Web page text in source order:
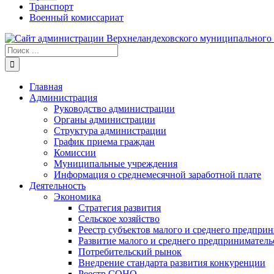
Транспорт
Военный комиссариат
Результат
поиска:
Главная
Администрация
Руководство администрации
Органы администрации
Структура администрации
График приема граждан
Комиссии
Муниципальные учреждения
Информация о среднемесячной заработной плате
Деятельность
Экономика
Стратегия развития
Сельское хозяйство
Реестр субъектов малого и среднего
Развитие малого и среднего
Потребительский рынок
Внедрение стандарта развития конкуренции